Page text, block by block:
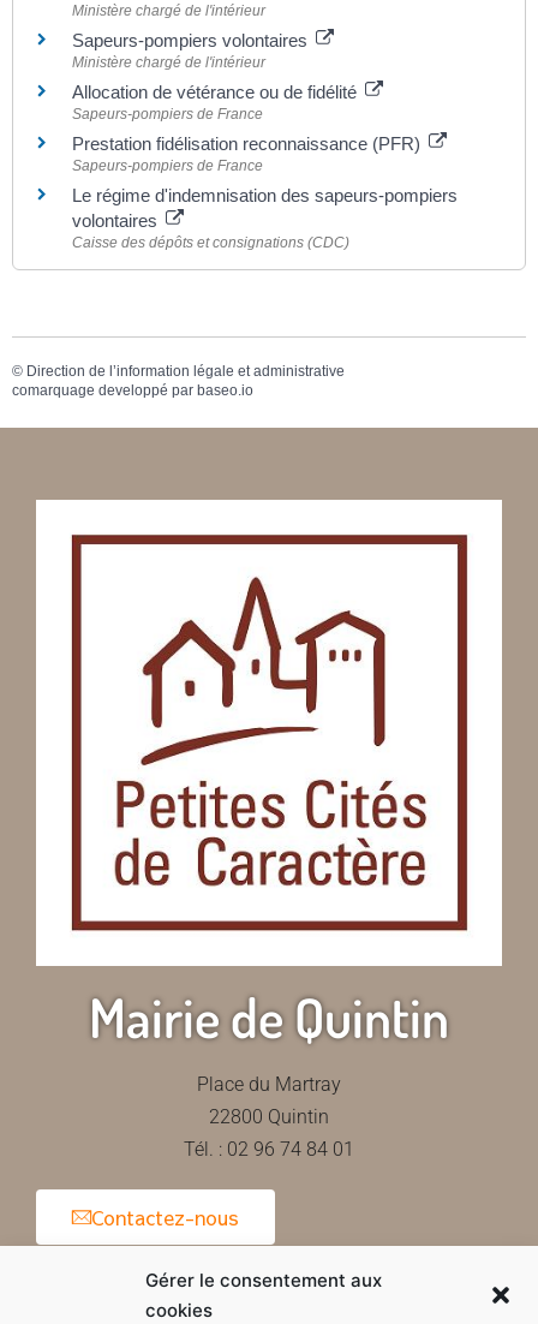
Gérer le consentement aux
cookies
Ministère chargé de l'intérieur
Sapeurs-pompiers volontaires
Ministère chargé de l'intérieur
Allocation de vétérance ou de fidélité
Sapeurs-pompiers de France
Prestation fidélisation reconnaissance (PFR)
Sapeurs-pompiers de France
Le régime d'indemnisation des sapeurs-pompiers
volontaires
Caisse des dépôts et consignations (CDC)
© Direction de l’information légale et administrative
comarquage developpé par baseo.io
Mairie de Quintin
Place du Martray
22800 Quintin
Tél. : 02 96 74 84 01
Contactez-nous